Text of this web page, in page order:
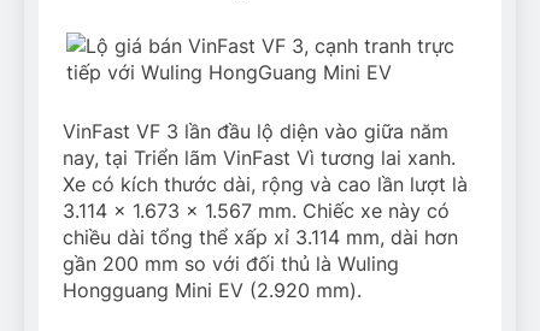
VinFast VF 3 lần đầu lộ diện vào giữa năm
nay, tại Triển lãm VinFast Vì tương lai xanh.
Xe có kích thước dài, rộng và cao lần lượt là
3.114 x 1.673 x 1.567 mm. Chiếc xe này có
chiều dài tổng thể xấp xỉ 3.114 mm, dài hơn
gần 200 mm so với đối thủ là Wuling
Hongguang Mini EV (2.920 mm).